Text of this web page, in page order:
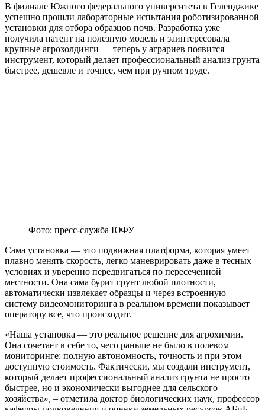
В филиале Южного федерального университета в Геленджике
успешно прошли лабораторные испытания роботизированной
установки для отбора образцов почв. Разработка уже
получила патент на полезную модель и заинтересовала
крупные агрохолдинги — теперь у аграриев появится
инструмент, который делает профессиональный анализ грунта
быстрее, дешевле и точнее, чем при ручном труде.
Фото: пресс-служба ЮФУ
Сама установка — это подвижная платформа, которая умеет
плавно менять скорость, легко маневрировать даже в тесных
условиях и уверенно передвигаться по пересеченной
местности. Она сама бурит грунт любой плотности,
автоматически извлекает образцы и через встроенную
систему видеомониторинга в реальном времени показывает
оператору все, что происходит.
«Наша установка — это реальное решение для агрохимии.
Она сочетает в себе то, чего раньше не было в полевом
мониторинге: полную автономность, точность и при этом —
доступную стоимость. Фактически, мы создали инструмент,
который делает профессиональный анализ грунта не просто
быстрее, но и экономически выгоднее для сельского
хозяйства», – отметила доктор биологических наук, профессор